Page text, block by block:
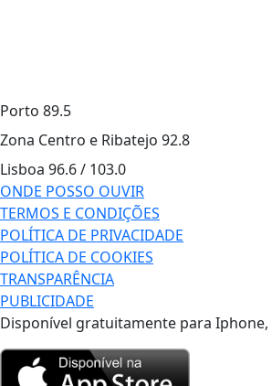
Porto 89.5
Zona Centro e Ribatejo 92.8
Lisboa 96.6 / 103.0
ONDE POSSO OUVIR
TERMOS E CONDIÇÕES
POLÍTICA DE PRIVACIDADE
POLÍTICA DE COOKIES
TRANSPARÊNCIA
PUBLICIDADE
Disponível gratuitamente para